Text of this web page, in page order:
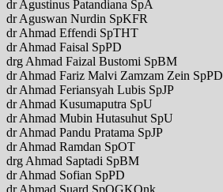
dr Agustinus Patandiana SpA
dr Aguswan Nurdin SpKFR
dr Ahmad Effendi SpTHT
dr Ahmad Faisal SpPD
drg Ahmad Faizal Bustomi SpBM
dr Ahmad Fariz Malvi Zamzam Zein SpPD
dr Ahmad Feriansyah Lubis SpJP
dr Ahmad Kusumaputra SpU
dr Ahmad Mubin Hutasuhut SpU
dr Ahmad Pandu Pratama SpJP
dr Ahmad Ramdan SpOT
drg Ahmad Saptadi SpBM
dr Ahmad Sofian SpPD